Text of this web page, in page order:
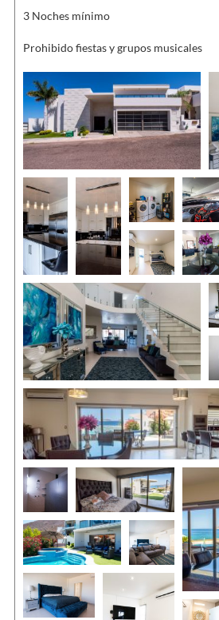
3 Noches mínimo
Prohibido fiestas y grupos musicales